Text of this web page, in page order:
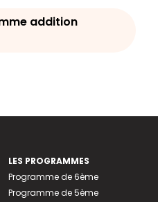
addition
LES PROGRAMMES
Programme de 6ème
Programme de 5ème